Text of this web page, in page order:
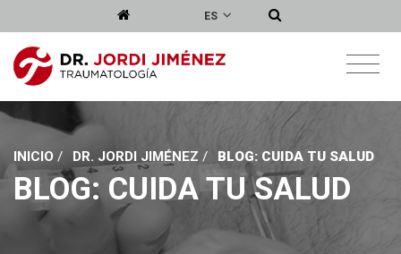
ES
INICIO / DR. JORDI JIMÉNEZ / BLOG: CUIDA TU SALUD
BLOG: CUIDA TU SALUD